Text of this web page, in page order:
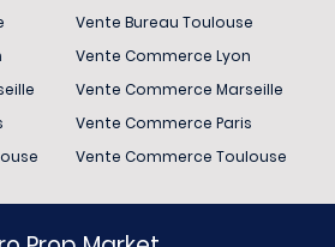
Vente Bureau Toulouse
Vente Commerce Lyon
Vente Commerce Marseille
Vente Commerce Paris
Vente Commerce Toulouse